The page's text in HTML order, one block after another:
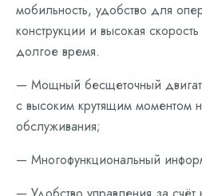
мобильность, удобство для
конструкции и высокая
долгое время.
— Мощный бесщеточный
с высоким крутящим моментом
обслуживания;
— Многофункциональный